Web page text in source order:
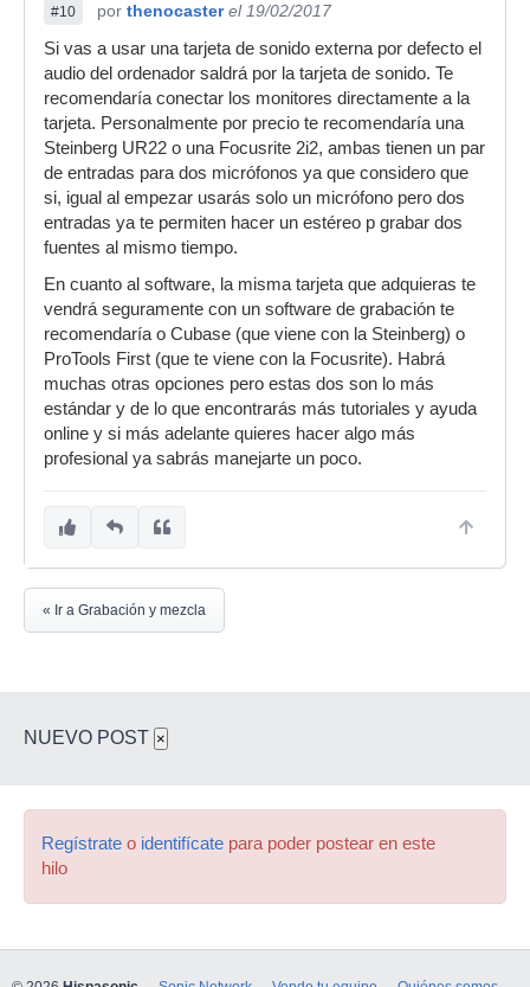
#10 por thenocaster el 19/02/2017
Si vas a usar una tarjeta de sonido externa por defecto el
audio del ordenador saldrá por la tarjeta de sonido. Te
recomendaría conectar los monitores directamente a la
tarjeta. Personalmente por precio te recomendaría una
Steinberg UR22 o una Focusrite 2i2, ambas tienen un par
de entradas para dos micrófonos ya que considero que
si, igual al empezar usarás solo un micrófono pero dos
entradas ya te permiten hacer un estéreo p grabar dos
fuentes al mismo tiempo.
En cuanto al software, la misma tarjeta que adquieras te
vendrá seguramente con un software de grabación te
recomendaría o Cubase (que viene con la Steinberg) o
ProTools First (que te viene con la Focusrite). Habrá
muchas otras opciones pero estas dos son lo más
estándar y de lo que encontrarás más tutoriales y ayuda
online y si más adelante quieres hacer algo más
profesional ya sabrás manejarte un poco.
« Ir a Grabación y mezcla
NUEVO POST ×
Regístrate o identifícate para poder postear en este
hilo